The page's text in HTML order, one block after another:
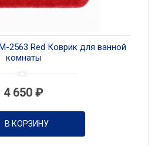
2563 Red Коврик для ванной
комнаты
4 650 ₽
В КОРЗИНУ